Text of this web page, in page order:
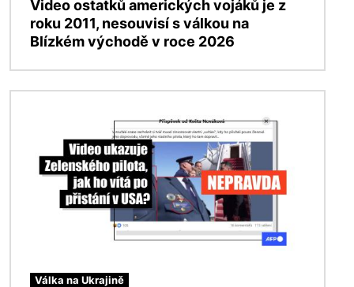
Video ostatků amerických vojáků je z
roku 2011, nesouvisí s válkou na
Blízkém východě v roce 2026
Válka na Ukrajině